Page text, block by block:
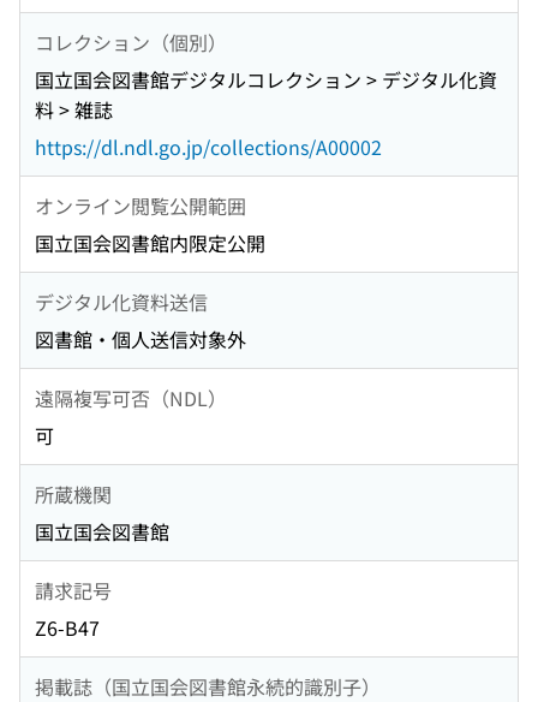
コレクション（個別）
国立国会図書館デジタルコレクション > デジタル化資
料 > 雑誌
https://dl.ndl.go.jp/collections/A00002
オンライン閲覧公開範囲
国立国会図書館内限定公開
デジタル化資料送信
図書館・個人送信対象外
遠隔複写可否（NDL）
可
所蔵機関
国立国会図書館
請求記号
Z6-B47
掲載誌（国立国会図書館永続的識別子）